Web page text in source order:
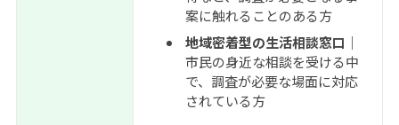
案に触れることのある方
地域密着型の生活相談窓口｜
市民の身近な相談を受ける中
で、調査が必要な場面に対応
されている方